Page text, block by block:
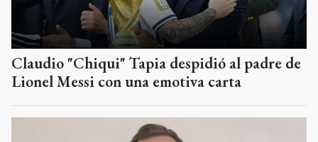
Claudio "Chiqui" Tapia despidió al padre de
Lionel Messi con una emotiva carta